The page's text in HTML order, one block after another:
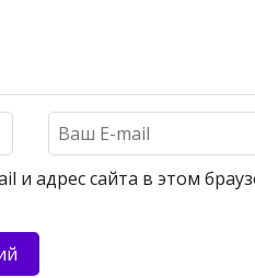
и адрес сайта в этом